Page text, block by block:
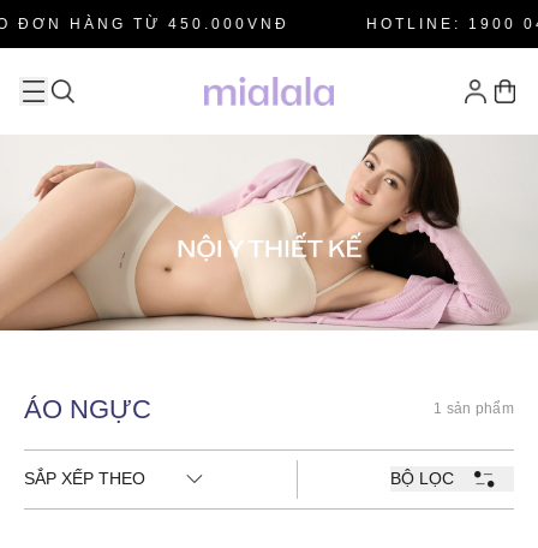
ĐƠN HÀNG TỪ 450.000VNĐ HOTLINE: 1900
ÁO NGỰC 1 sản phẩm
SẮP XẾP THEO BỘ LỌC